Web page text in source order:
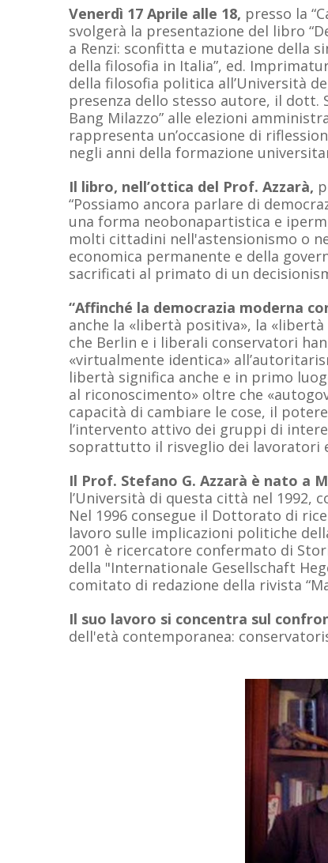
Venerdì 17 Aprile alle 18, presso la
svolgerà la presentazione del libro
a Renzi: sconfitta e mutazione della
della filosofia in Italia”, ed.
della filosofia politica all’Università
presenza dello stesso autore, il dott.
Bang Milazzo” alle elezioni
rappresenta un’occasione di
negli anni della formazione
Il libro, nell’ottica del Prof. Azzarà,
“Possiamo ancora parlare di
una forma neobonapartistica e
molti cittadini nell'astensionismo o
economica permanente e della
sacrificati al primato di un
“Affinché la democrazia moderna
anche la «libertà positiva», la
che Berlin e i liberali conservatori
«virtualmente identica»
libertà significa anche e in primo
al riconoscimento» oltre che
capacità di cambiare le cose, il
l’intervento attivo dei gruppi di
soprattutto il risveglio dei lavoratori
Il Prof. Stefano G. Azzarà è nato a
l’Università di questa città nel 1992,
Nel 1996 consegue il Dottorato di
lavoro sulle implicazioni politiche
2001 è ricercatore confermato di
della "Internationale Gesellschaft
comitato di redazione della rivista
Il suo lavoro si concentra sul
dell'età contemporanea: